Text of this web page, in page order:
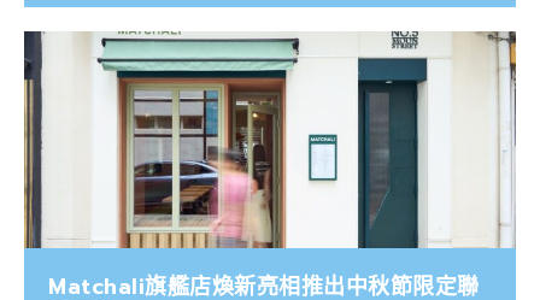
Matchali旗艦店煥新亮相推出中秋節限定聯